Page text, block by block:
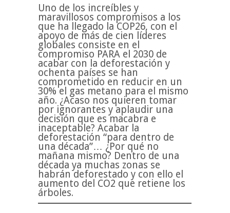
Uno de los increíbles y
maravillosos compromisos a los
que ha llegado la COP26, con el
apoyo de más de cien líderes
globales consiste en el
compromiso PARA el 2030 de
acabar con la deforestación y
ochenta países se han
comprometido en reducir en un
30% el gas metano para el mismo
año. ¿Acaso nos quieren tomar
por ignorantes y aplaudir una
decisión que es macabra e
inaceptable? Acabar la
deforestación “para dentro de
una década”… ¿Por qué no
mañana mismo? Dentro de una
década ya muchas zonas se
habrán deforestado y con ello el
aumento del CO2 que retiene los
árboles.